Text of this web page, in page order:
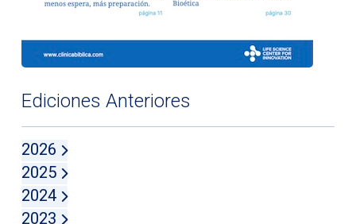
Ediciones Anteriores
2026
2025
2024
2023